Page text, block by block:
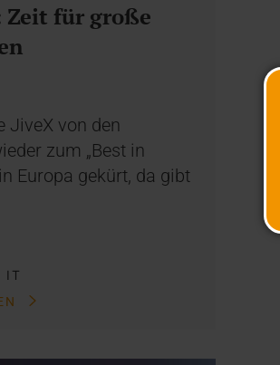
Zeit für große
JiveX von den
zum „Best in
Europa gekürt, da gibt
IT